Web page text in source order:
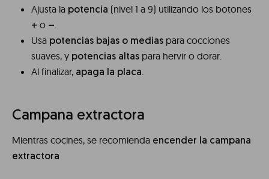
Ajusta la potencia (nivel 1 a 9) utilizando los botones
+ o –.
Usa potencias bajas o medias para cocciones
suaves, y potencias altas para hervir o dorar.
Al finalizar, apaga la placa.
Campana extractora
Mientras cocines, se recomienda encender la campana
extractora